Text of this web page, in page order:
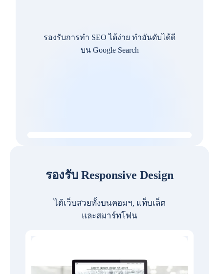
รองรับการทำ SEO ได้ง่าย ทำอันดับได้ดี
บน Google Search
รองรับ Responsive Design
ได้เว็บสวยทั้งบนคอมฯ, แท็บเล็ต
และสมาร์ทโฟน